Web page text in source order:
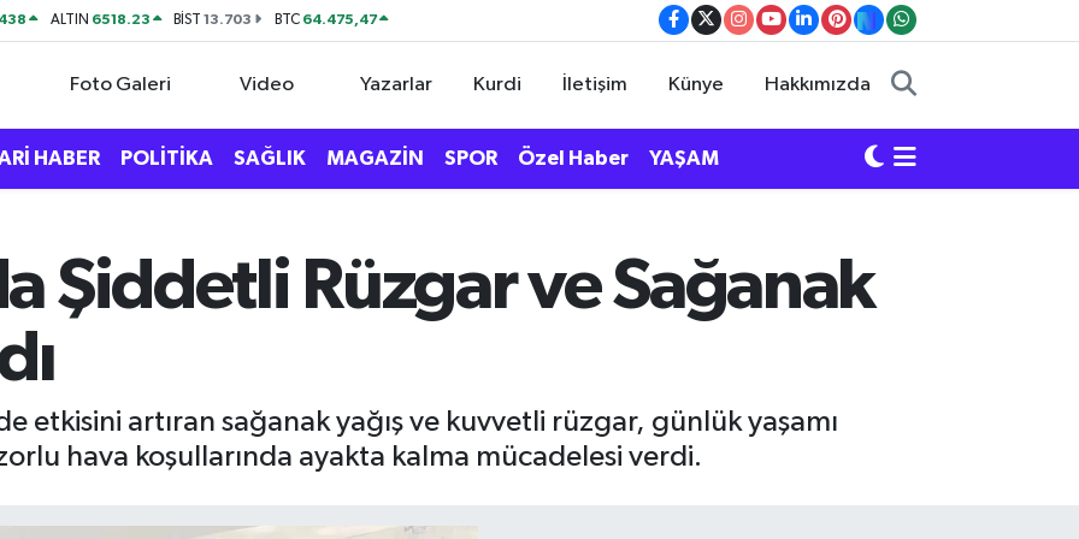
ALTIN 6518.23 BİST13.703 BTC 64.475,47
Foto Galeri Video Yazarlar Kurdi İletişim Künye Hakkımızda
HABER POLİTİKA SAĞLIK MAGAZİN SPOR Özel Haber YAŞAM
Şiddetli Rüzgar ve Sağanak
etkisini artıran sağanak yağış ve kuvvetli rüzgar, günlük yaşamı
hava koşullarında ayakta kalma mücadelesi verdi.